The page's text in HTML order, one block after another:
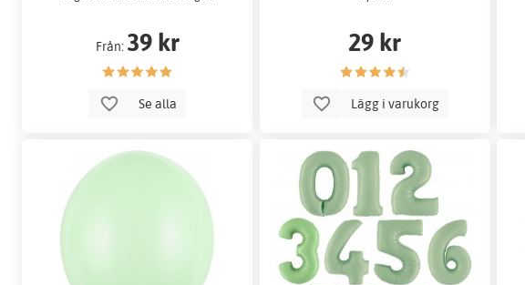
Från: 39 kr
Se alla
29 kr
Lägg i varukorg